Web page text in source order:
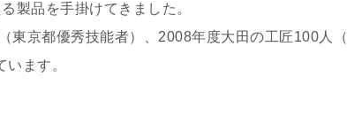
製品を手掛けてきました。
東京都優秀技能者）、2008年度大田の工匠100人
ます。